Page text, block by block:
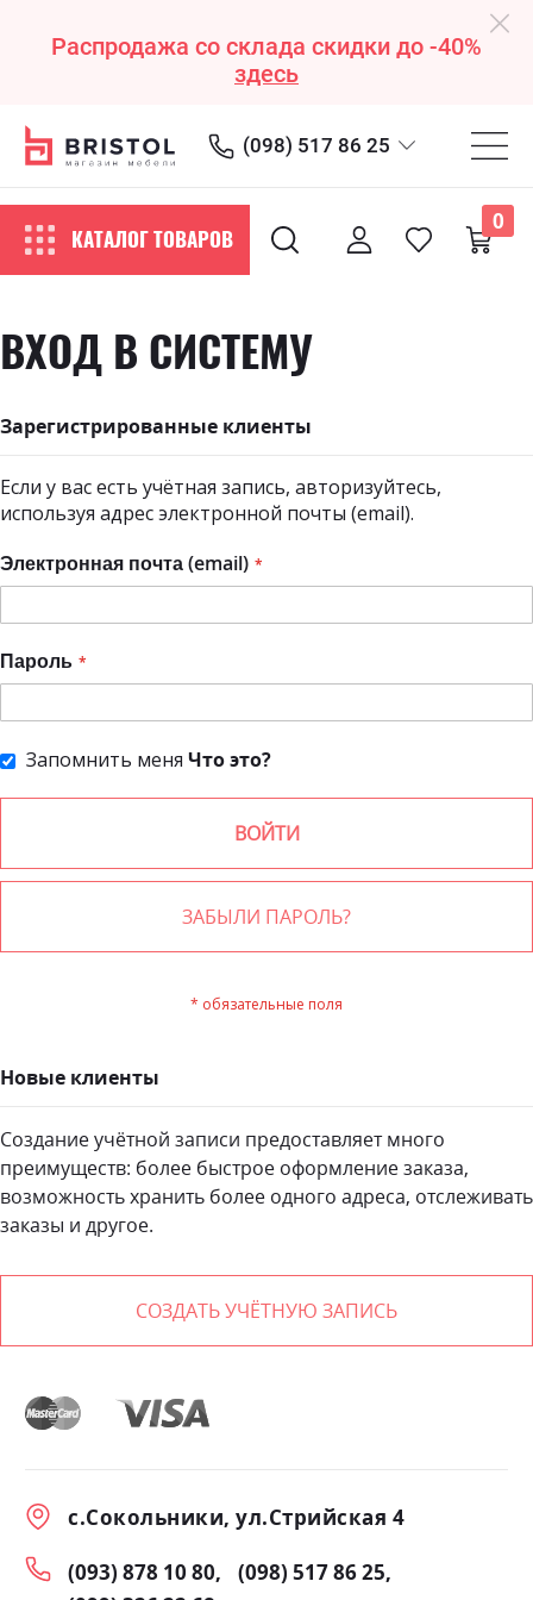
Распродажа со склада скидки до -40%
здесь
(098) 517 86 25
КАТАЛОГ ТОВАРОВ
0
ВХОД В СИСТЕМУ
Зарегистрированные клиенты
Если у вас есть учётная запись, авторизуйтесь,
используя адрес электронной почты (email).
Электронная почта (email)
Пароль
Запомнить меня Что это?
ВОЙТИ
ЗАБЫЛИ ПАРОЛЬ?
Новые клиенты
Создание учётной записи предоставляет много
преимуществ: более быстрое оформление заказа,
возможность хранить более одного адреса, отслеживать
заказы и другое.
СОЗДАТЬ УЧЁТНУЮ ЗАПИСЬ
с.Сокольники, ул.Стрийская 4
(093) 878 10 80
(098) 517 86 25